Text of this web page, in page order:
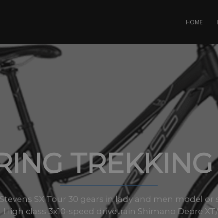
HOME
SX Tour 30 gears in lady and men model or
class 3x10-speed drivetrain Shimano Deore